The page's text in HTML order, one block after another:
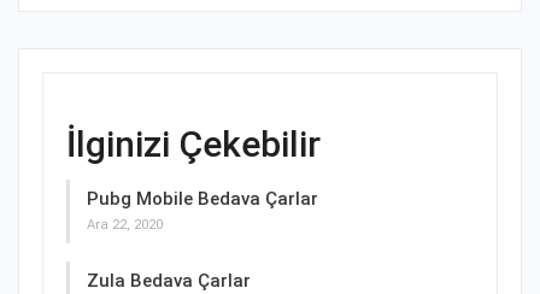
İlginizi Çekebilir
Pubg Mobile Bedava Çarlar
Ara 22, 2020
Zula Bedava Çarlar